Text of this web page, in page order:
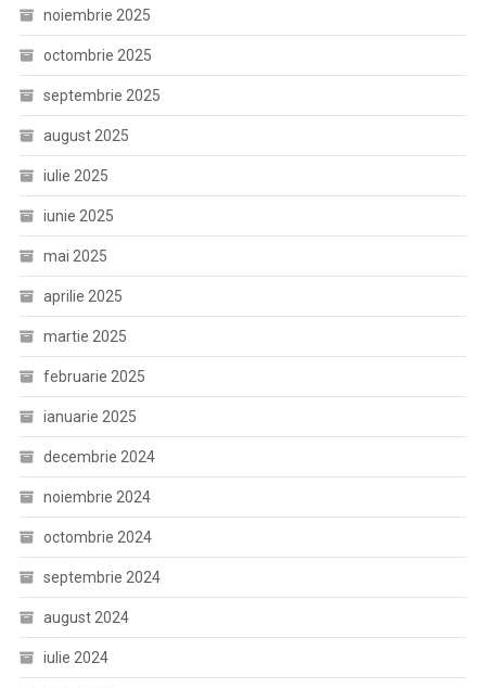
noiembrie 2025
octombrie 2025
septembrie 2025
august 2025
iulie 2025
iunie 2025
mai 2025
aprilie 2025
martie 2025
februarie 2025
ianuarie 2025
decembrie 2024
noiembrie 2024
octombrie 2024
septembrie 2024
august 2024
iulie 2024